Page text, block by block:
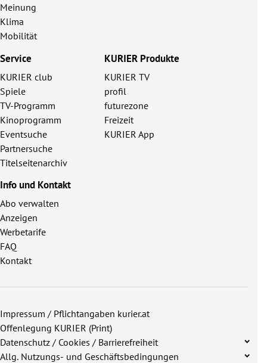
Meinung
Klima
Mobilität
Service
KURIER club
Spiele
TV-Programm
Kinoprogramm
Eventsuche
Partnersuche
Titelseitenarchiv
KURIER Produkte
KURIER TV
profil
futurezone
Freizeit
KURIER App
Info und Kontakt
Abo verwalten
Anzeigen
Werbetarife
FAQ
Kontakt
Impressum / Pflichtangaben kurier.at
Offenlegung KURIER (Print)
Datenschutz / Cookies / Barrierefreiheit
Allg. Nutzungs- und Geschäftsbedingungen